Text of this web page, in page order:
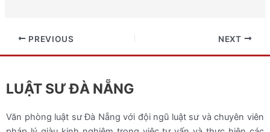
PREVIOUS NEXT
LUẬT SƯ ĐÀ NẴNG
Văn phòng luật sư Đà Nẵng với đội ngũ luật sư và chuyên viên